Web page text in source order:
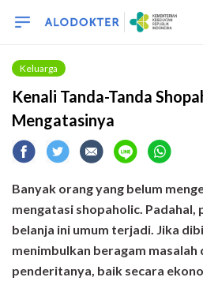
Keluarga
Kenali Tanda-Tanda
Mengatasinya
Banyak orang yang belum
mengatasi shopaholic. Padahal,
belanja ini umum terjadi. Jika
menimbulkan beragam masalah
penderitanya, baik secara